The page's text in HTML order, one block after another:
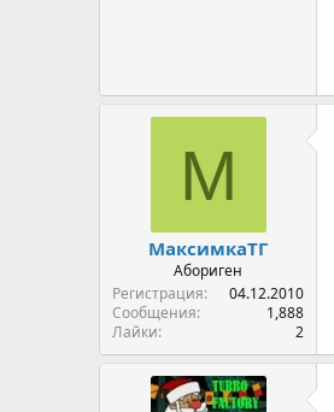
М
МаксимкаТГ
Абориген
Регистрация
04.12.2010
Сообщения
1,888
Лайки
2